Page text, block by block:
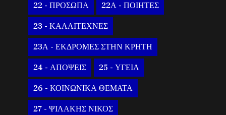
22 - ΠΡΟΣΩΠΑ 22Α - ΠΟΙΗΤΕΣ
23 - ΚΑΛΛΙΤΕΧΝΕΣ
23Α - ΕΚΔΡΟΜΕΣ ΣΤΗΝ ΚΡΗΤΗ
24 - ΑΠΟΨΕΙΣ 25 - ΥΓΕΙΑ
26 - ΚΟΙΝΩΝΙΚΑ ΘΕΜΑΤΑ
27 - ΨΙΛΑΚΗΣ ΝΙΚΟΣ